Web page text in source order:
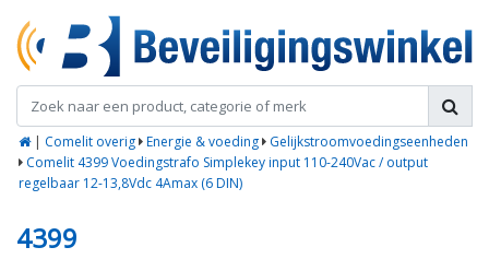
| Comelit overig Energie & voeding
Gelijkstroomvoedingseenheden
Comelit 4399 Voedingstrafo Simplekey input 110-240Vac / output
regelbaar 12-13,8Vdc 4Amax (6 DIN)
4399